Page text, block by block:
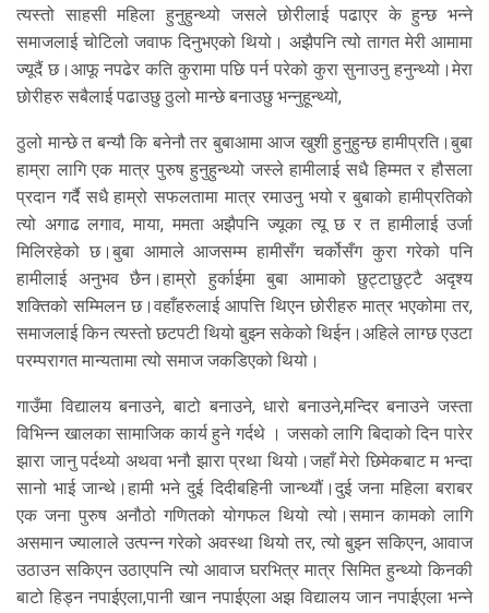
त्यस्तो साहसी महिला हुनुहुन्थ्यो जसले छोरीलाई पढाएर के हुन्छ भन्ने
समाजलाई चोटिलो जवाफ दिनुभएको थियो। अझैपनि त्यो तागत मेरी आमामा
ज्यूदैं छ।आफू नपढेर कति कुरामा पछि पर्न परेको कुरा सुनाउनु हनुन्थ्यो।मेरा
छोरीहरु सबैलाई पढाउछु ठुलो मान्छे बनाउछु भन्नुहून्थ्यो,
ठुलो मान्छे त बन्यौ कि बनेनौ तर बुबाआमा आज खुशी हुनुहुन्छ हामीप्रति।बुबा
हाम्रा लागि एक मात्र पुरुष हुनुहुन्थ्यो जस्ले हामीलाई सधै हिम्मत र हौसला
प्रदान गर्दै सधै हाम्रो सफलतामा मात्र रमाउनु भयो र बुबाको हामीप्रतिको
त्यो अगाढ लगाव, माया, ममता अझैपनि ज्यूका त्यू छ र त हामीलाई उर्जा
मिलिरहेको छ।बुबा आमाले आजसम्म हामीसँग चर्कोसँग कुरा गरेको पनि
हामीलाई अनुभव छैन।हाम्रो हुर्काईमा बुबा आमाको छुट्टाछुट्टै अदृश्य
शक्तिको सम्मिलन छ।वहाँहरुलाई आपत्ति थिएन छोरीहरु मात्र भएकोमा तर,
समाजलाई किन त्यस्तो छटपटी थियो बुझ्न सकेको थिईन।अहिले लाग्छ एउटा
परम्परागत मान्यतामा त्यो समाज जकडिएको थियो।
गाउँमा विद्यालय बनाउने, बाटो बनाउने, धारो बनाउने,मन्दिर बनाउने जस्ता
विभिन्न खालका सामाजिक कार्य हुने गर्दथे । जसको लागि बिदाको दिन पारेर
झारा जानु पर्दथ्यो अथवा भनौ झारा प्रथा थियो।जहाँ मेरो छिमेकबाट म भन्दा
सानो भाई जान्थे।हामी भने दुई दिदीबहिनी जान्थ्यौं।दुई जना महिला बराबर
एक जना पुरुष अनौठो गणितको योगफल थियो त्यो।समान कामको लागि
असमान ज्यालाले उत्पन्न गरेको अवस्था थियो तर, त्यो बुझ्न सकिएन, आवाज
उठाउन सकिएन उठाएपनि त्यो आवाज घरभित्र मात्र सिमित हुन्थ्यो किनकी
बाटो हिड्न नपाईएला,पानी खान नपाईएला अझ विद्यालय जान नपाईएला भन्ने